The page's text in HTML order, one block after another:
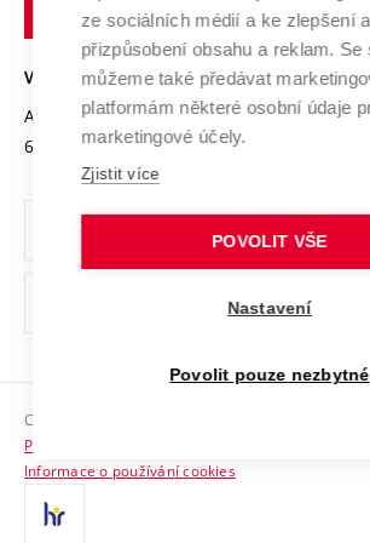
Open Science
Projekty
Projekty ze strukturálních fondů
Specifický výzkum
Mezinárodní dohody
Univerzitní sítě
Podnikavá univerzita / ContriBUTe
Bezpečná univerzita
Vyznamenání
Organizační struktura
Ochrana osobních údajů
odkaz)
Sociální bezpečí
HR Award
Kontakty
VYSOKÉ UČENÍ TECHNICKÉ V BRNĚ
Antonínská 548/1
602 00 Brno
www.vut.cz
vut@vutbr.cz
Copyright © 2026 VUT
Prohlášení o přístupnosti
Informace o používání cookies
ze sociálních médií a ke zlepšení a
přizpůsobení obsahu a reklam. Se
můžeme také předávat
platformám některé osobní údaje
marketingové účely.
Zjistit více
POVOLIT VŠE
Nastavení
Povolit pouze nezbytné